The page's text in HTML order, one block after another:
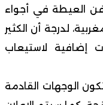
فن العيطة في أجواء
لدرجة أن الكثير
إضافية لاستيعاب
الوجهات القادمة